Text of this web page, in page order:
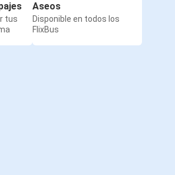
tus
Aseos
Disponible en todos los
FlixBus